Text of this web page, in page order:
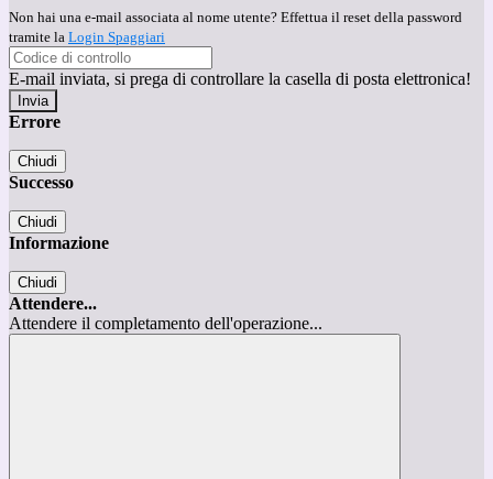
Non hai una e-mail associata al nome utente? Effettua il reset della password
tramite la Login Spaggiari
E-mail inviata, si prega di controllare la casella di posta elettronica!
Errore
Chiudi
Successo
Chiudi
Informazione
Chiudi
Attendere...
Attendere il completamento dell'operazione...